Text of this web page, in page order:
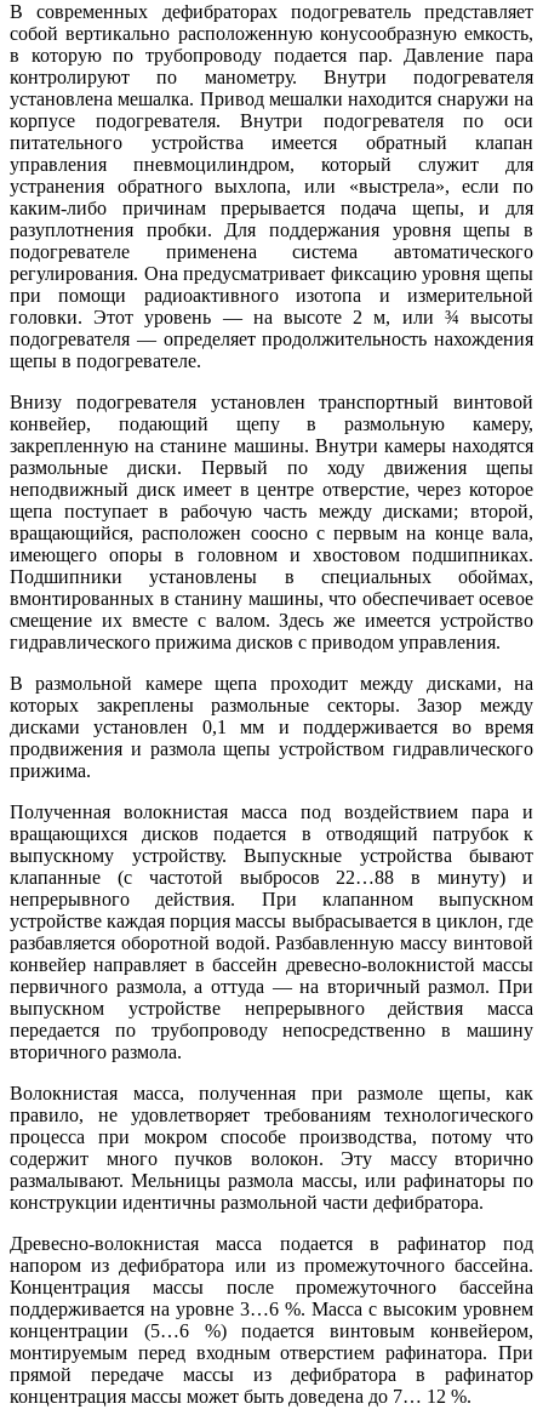
В современных дефибраторах подогреватель представляет
собой вертикально расположенную конусообразную емкость,
в которую по трубопроводу подается пар. Давление пара
контролируют по манометру. Внутри подогревателя
установлена мешалка. Привод мешалки находится снаружи на
корпусе подогревателя. Внутри подогревателя по оси
питательного устройства имеется обратный клапан
управления пневмоцилиндром, который служит для
устранения обратного выхлопа, или «выстрела», если по
каким-либо причинам прерывается подача щепы, и для
разуплотнения пробки. Для поддержания уровня щепы в
подогревателе применена система автоматического
регулирования. Она предусматривает фиксацию уровня щепы
при помощи радиоактивного изотопа и измерительной
головки. Этот уровень — на высоте 2 м, или ¾ высоты
подогревателя — определяет продолжительность нахождения
щепы в подогревателе.
Внизу подогревателя установлен транспортный винтовой
конвейер, подающий щепу в размольную камеру,
закрепленную на станине машины. Внутри камеры находятся
размольные диски. Первый по ходу движения щепы
неподвижный диск имеет в центре отверстие, через которое
щепа поступает в рабочую часть между дисками; второй,
вращающийся, расположен соосно с первым на конце вала,
имеющего опоры в головном и хвостовом подшипниках.
Подшипники установлены в специальных обоймах,
вмонтированных в станину машины, что обеспечивает осевое
смещение их вместе с валом. Здесь же имеется устройство
гидравлического прижима дисков с приводом управления.
В размольной камере щепа проходит между дисками, на
которых закреплены размольные секторы. Зазор между
дисками установлен 0,1 мм и поддерживается во время
продвижения и размола щепы устройством гидравлического
прижима.
Полученная волокнистая масса под воздействием пара и
вращающихся дисков подается в отводящий патрубок к
выпускному устройству. Выпускные устройства бывают
клапанные (с частотой выбросов 22…88 в минуту) и
непрерывного действия. При клапанном выпускном
устройстве каждая порция массы выбрасывается в циклон, где
разбавляется оборотной водой. Разбавленную массу винтовой
конвейер направляет в бассейн древесно-волокнистой массы
первичного размола, а оттуда — на вторичный размол. При
выпускном устройстве непрерывного действия масса
передается по трубопроводу непосредственно в машину
вторичного размола.
Волокнистая масса, полученная при размоле щепы, как
правило, не удовлетворяет требованиям технологического
процесса при мокром способе производства, потому что
содержит много пучков волокон. Эту массу вторично
размалывают. Мельницы размола массы, или рафинаторы по
конструкции идентичны размольной части дефибратора.
Древесно-волокнистая масса подается в рафинатор под
напором из дефибратора или из промежуточного бассейна.
Концентрация массы после промежуточного бассейна
поддерживается на уровне 3…6 %. Масса с высоким уровнем
концентрации (5…6 %) подается винтовым конвейером,
монтируемым перед входным отверстием рафинатора. При
прямой передаче массы из дефибратора в рафинатор
концентрация массы может быть доведена до 7… 12 %.